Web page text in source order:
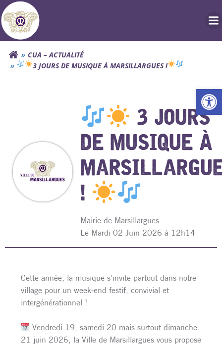
Aller
au
contenu
CUA – ACTUALITÉ
3 JOURS DE MUSIQUE À MARSILLARGUES !
3 JOURS
DE MUSIQUE À
!
Mairie de Marsillargues
L e Mardi 02 Juin 2026 à 12h14
Cette année, la musique s’invite partout dans notre
village pour un week-end festif, convivial et
intergénérationnel !
Vendredi 19, samedi 20 mais surtout dimanche
21 juin 2026, la Ville de Marsillargues vous propose